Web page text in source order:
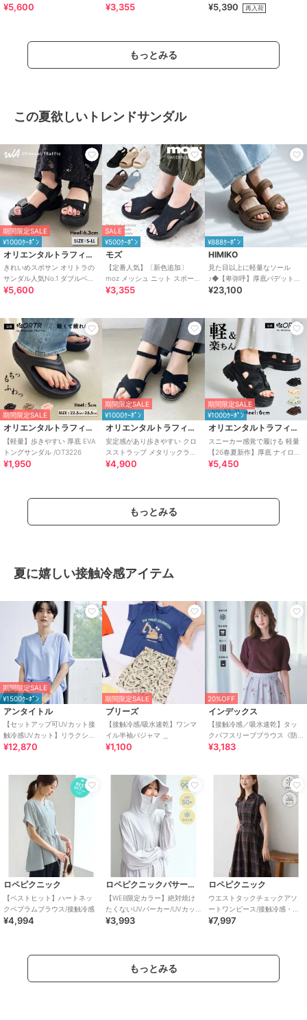
ト スポーツサンダル /42207
¥5,600
サンダル
¥3,355 ¥5,390 再入荷
もっとみる
この夏欲しいトレンドサンダル
期間限定SALE
¥1000ｸｰﾎﾟﾝ
オリエンタルトラフィック
きれいめスポサン オリトラの
サンダル人気No.1 ダブルベル
ト スポーツサンダル /42207
¥5,600
SALE
¥500ｸｰﾎﾟﾝ
モズ
【定番人気】〔新色追加〕
moz メッシュ ニット スポーツ
サンダル
¥3,355
¥888ｸｰﾎﾟﾝ
HIMIKO
見た目以上に軽量なソール
♪◆【卑弥呼】厚底パデットサ
ンダル/661201
¥23,100
期間限定SALE
オリエンタルトラフィック
【軽量】歩きやすい 厚底 EVA
トングサンダル /OT3226
¥1,950
期間限定SALE
¥1000ｸｰﾎﾟﾝ
オリエンタルトラフィック
安定感があり歩きやすい クロ
スストラップ メタリックライ
ン サンダル /55201
¥4,900
期間限定SALE
¥1000ｸｰﾎﾟﾝ
オリエンタルトラフィック
スニーカー感覚で履ける 軽量
【26春夏新作】厚底 ナイロン
スポーツサンダル /OT3232
¥5,450
もっとみる
夏に嬉しい接触冷感アイテム
期間限定SALE
¥1500ｸｰﾎﾟﾝ
アンタイトル
【セットアップ可UVカット接
触冷感UVカット】リラクシー
キーVネックブラウス
¥12,870
期間限定SALE
ブリーズ
【接触冷感/吸水速乾】ワンマ
¥1,100
20%OFF
インデックス
【接触冷感／吸水速乾】タッ
クパフスリーブブラウス《防
シワ／洗濯機OK／XS～3L／
¥3,183
ロペピクニック
【ベストヒット】ハートネッ
クペプラムブラウス/接触冷感
¥4,994
ロペピクニックパサージュ
【WEB限定カラー】絶対焼け
たくないUVパーカー/UVカッ
ト・接触冷感
¥3,993
ロペピクニック
ウエストタックチェックアソ
ートワンピース/接触冷感・防
シワ・リンクコーデ
¥7,997
もっとみる